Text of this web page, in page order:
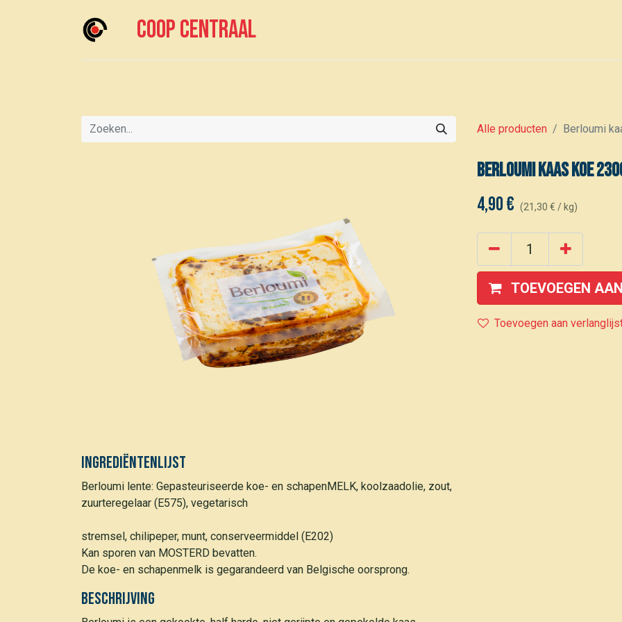
Coop centraal
Alle producten Berloumi
Ingrediëntenlijst
Berloumi lente: Gepasteuriseerde koe- en schapenMELK, koolzaadolie, zout,
zuurteregelaar (E575), vegetarisch
stremsel, chilipeper, munt, conserveermiddel (E202)
Kan sporen van MOSTERD bevatten.
De koe- en schapenmelk is gegarandeerd van Belgische oorsprong.
Beschrijving
Berloumi kaas koe
4,90€ (21,30 € / kg)
TOEVOEGEN
Toevoegen aan